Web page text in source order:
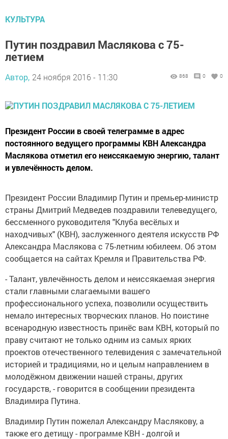
КУЛЬТУРА
Путин поздравил Маслякова с 75-
летием
Автор, 24 ноября 2016 - 11:30 868 0 0
Президент России в своей телеграмме в адрес
постоянного ведущего программы КВН Александра
Маслякова отметил его неиссякаемую энергию, талант
и увлечённость делом.
Президент России Владимир Путин и премьер-министр
страны Дмитрий Медведев поздравили телеведущего,
бессменного руководителя "Клуба весёлых и
находчивых" (КВН), заслуженного деятеля искусств РФ
Александра Маслякова с 75-летним юбилеем. Об этом
сообщается на сайтах Кремля и Правительства РФ.
- Талант, увлечённость делом и неиссякаемая энергия
стали главными слагаемыми вашего
профессионального успеха, позволили осуществить
немало интересных творческих планов. Но поистине
всенародную известность принёс вам КВН, который по
праву считают не только одним из самых ярких
проектов отечественного телевидения с замечательной
историей и традициями, но и целым направлением в
молодёжном движении нашей страны, других
государств, - говорится в сообщении президента
Владимира Путина.
Владимир Путин пожелал Александру Маслякову, а
также его детищу - программе КВН - долгой и